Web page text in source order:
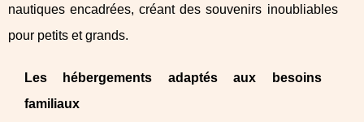
nautiques encadrées, créant des souvenirs inoubliables
pour petits et grands.
Les hébergements adaptés aux besoins
familiaux